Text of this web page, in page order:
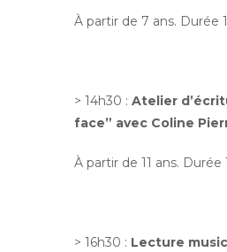
À partir de 7 ans. Durée
> 14h30 : Atelier
face” avec Coline
À partir de 11 ans. Durée
> 16h30 : Lecture